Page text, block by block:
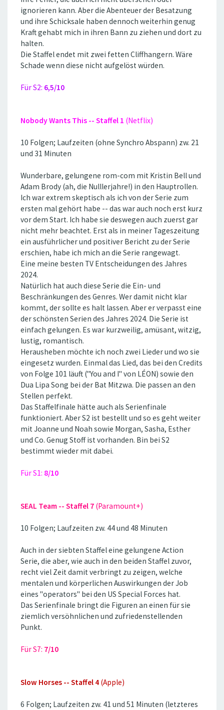
ignorieren kann. Aber die Abenteuer der Besatzung
und ihre Schicksale haben dennoch weiterhin genug
Kraft gehabt mich in ihren Bann zu ziehen und dort zu
halten.
Die Staffel endet mit zwei fetten Cliffhangern. Wäre
Schade wenn diese nicht aufgelöst würden.
Für S2: 6,5/10
Nobody Wants This -- Staffel 1 (Netflix)
10 Folgen; Laufzeiten (ohne Synchro Abspann) zw. 21
und 31 Minuten
Wunderbare, gelungene rom-com mit Kristin Bell und
Adam Brody (ah, die Nulllerjahre!) in den Hauptrollen.
Ich war extrem skeptisch als ich von der Serie zum
ersten mal gehört habe -- das war auch noch erst kurz
vor dem Start. Ich habe sie deswegen auch zuerst gar
nicht mehr beachtet. Erst als in meiner Tageszeitung
ein ausführlicher und positiver Bericht zu der Serie
erschien, habe ich mich an die Serie rangewagt.
Eine meine besten TV Entscheidungen des Jahres
2024.
Natürlich hat auch diese Serie die Ein- und
Beschränkungen des Genres. Wer damit nicht klar
kommt, der sollte es halt lassen. Aber er verpasst eine
der schönsten Serien des Jahres 2024. Die Serie ist
einfach gelungen. Es war kurzweilig, amüsant, witzig,
lustig, romantisch.
Herausheben möchte ich noch zwei Lieder und wo sie
eingesetz wurden. Einmal das Lied, das bei den Credits
von Folge 101 läuft (''You and I'' von LÉON) sowie den
Dua Lipa Song bei der Bat Mitzwa. Die passen an den
Stellen perfekt.
Das Staffelfinale hätte auch als Serienfinale
funktioniert. Aber S2 ist bestellt und so es geht weiter
mit Joanne und Noah sowie Morgan, Sasha, Esther
und Co. Genug Stoff ist vorhanden. Bin bei S2
bestimmt wieder mit dabei.
Für S1: 8/10
SEAL Team -- Staffel 7 (Paramount+)
10 Folgen; Laufzeiten zw. 44 und 48 Minuten
Auch in der siebten Staffel eine gelungene Action
Serie, die aber, wie auch in den beiden Staffel zuvor,
recht viel Zeit damit verbringt zu zeigen, welche
mentalen und körperlichen Auswirkungen der Job
eines ''operators'' bei den US Special Forces hat.
Das Serienfinale bringt die Figuren an einen für sie
ziemlich versöhnlichen und zufriedenstellenden
Punkt.
Für S7: 7/10
Slow Horses -- Staffel 4 (Apple)
6 Folgen; Laufzeiten zw. 41 und 51 Minuten (letzteres